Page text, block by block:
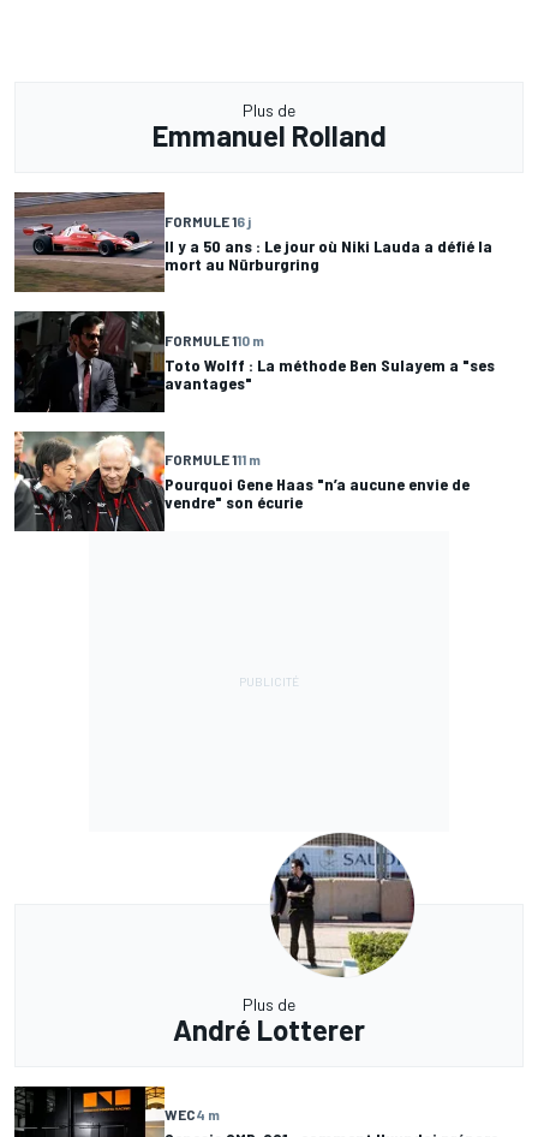
Plus de
Emmanuel Rolland
FORMULE 16 j
Il y a 50 ans : Le jour où Niki Lauda a défié la
mort au Nürburgring
FORMULE 110 m
Toto Wolff : La méthode Ben Sulayem a "ses
avantages"
FORMULE 111 m
Pourquoi Gene Haas "n’a aucune envie de
vendre" son écurie
Plus de
André Lotterer
WEC4 m